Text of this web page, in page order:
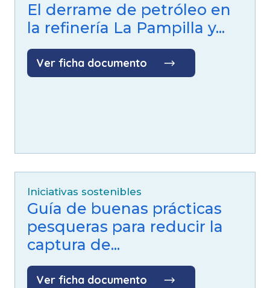
El derrame de petróleo en
la refinería La Pampilla y...
Ver ficha documento
Iniciativas sostenibles
Guía de buenas prácticas
pesqueras para reducir la
captura de...
Ver ficha documento